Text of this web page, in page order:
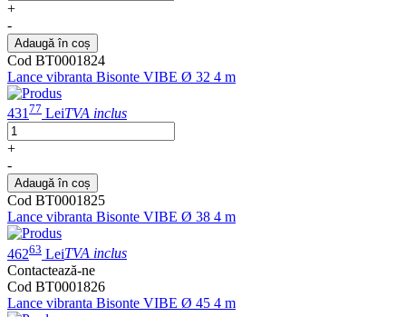
+
-
Adaugă în coș
Cod BT0001824
Lance vibranta Bisonte VIBE Ø 32 4 m
43177 LeiTVA inclus
+
-
Adaugă în coș
Cod BT0001825
Lance vibranta Bisonte VIBE Ø 38 4 m
46263 LeiTVA inclus
Contactează-ne
Cod BT0001826
Lance vibranta Bisonte VIBE Ø 45 4 m